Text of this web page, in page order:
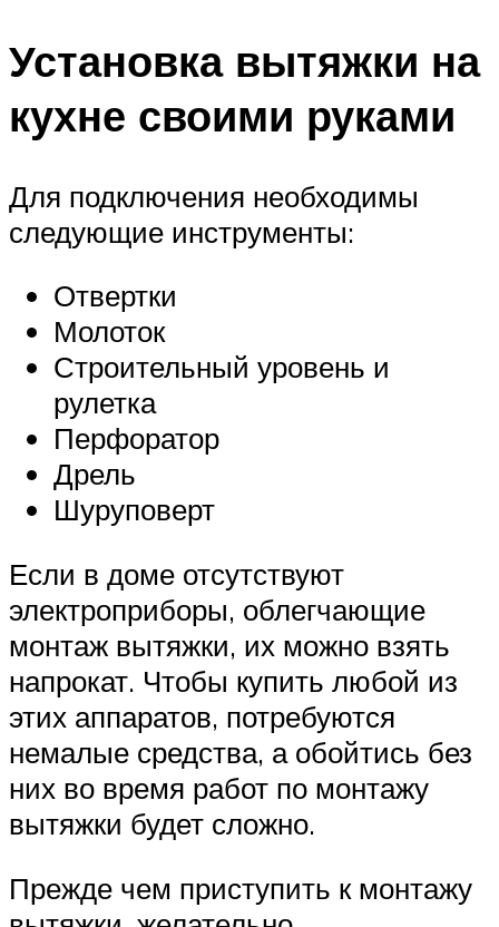
Установка вытяжки на
кухне своими руками
Для подключения необходимы
следующие инструменты:
Отвертки
Молоток
Строительный уровень и
рулетка
Перфоратор
Дрель
Шуруповерт
Если в доме отсутствуют
электроприборы, облегчающие
монтаж вытяжки, их можно взять
напрокат. Чтобы купить любой из
этих аппаратов, потребуются
немалые средства, а обойтись без
них во время работ по монтажу
вытяжки будет сложно.
Прежде чем приступить к монтажу